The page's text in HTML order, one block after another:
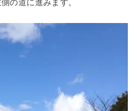
の道に進みます。